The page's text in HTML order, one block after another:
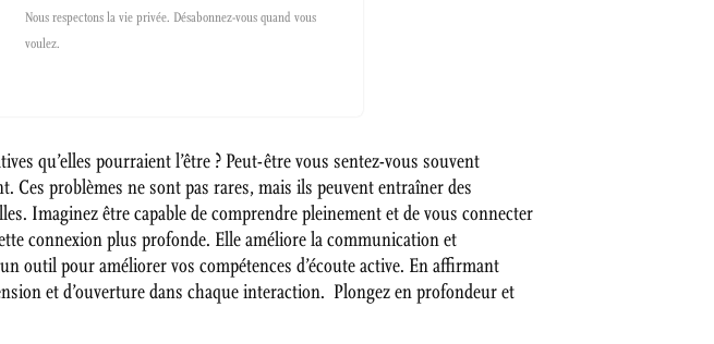
Nous respectons la vie privée. Désabonnez-vous quand vous
voulez.
qu’elles pourraient l’être ? Peut-être vous sentez-vous souvent
problèmes ne sont pas rares, mais ils peuvent entraîner des
Imaginez être capable de comprendre pleinement et de vous connecter
connexion plus profonde. Elle améliore la communication et
outil pour améliorer vos compétences d’écoute active. En affirmant
et d’ouverture dans chaque interaction. Plongez en profondeur et